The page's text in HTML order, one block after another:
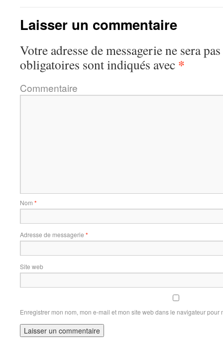
Laisser un commentaire
Votre adresse de messagerie ne sera
obligatoires sont indiqués avec *
Commentaire
Nom *
Adresse de messagerie *
Site web
Enregistrer mon nom, mon e-mail et mon site web dans le navigateur pour